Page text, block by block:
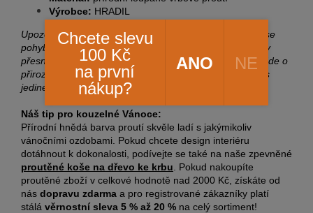
Výrobce: HRADIL
Upozornění pro zákazníky: Čistý vnitřní spodní průměr se
pohybuje kolem 58 cm. Celkový vnější průměr není vždy
přesně 62 cm, ale mírně se liší podle tloušťky proutků. Jde o
přirozenou vlastnost ruční práce, díky které je každý kus
jedinečný originál.
Náš tip pro kouzelné Vánoce:
Přírodní hnědá barva proutí skvěle ladí s jakýmikoliv
vánočními ozdobami. Pokud chcete design interiéru
dotáhnout k dokonalosti, podívejte se také na naše zpevněné
proutěné koše na dřevo ke krbu . Pokud nakoupíte
proutěné zboží v celkové hodnotě nad 2000 Kč, získáte od
nás dopravu zdarma a pro registrované zákazníky platí
stálá věrnostní sleva 5 % až 20 % na celý sortiment!
Chcete slevu
100 Kč
na první
nákup?
ANO NE